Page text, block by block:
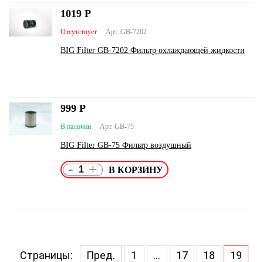
Арт. GB-7202
Отсутствует
BIG Filter GB-7202 Фильтр охлаждающей жидкости
1019 Р
Арт. GB-75
В наличии
BIG Filter GB-75 Фильтр воздушный
999 Р
- +
Страницы: Пред. 1 ... 17 18
19